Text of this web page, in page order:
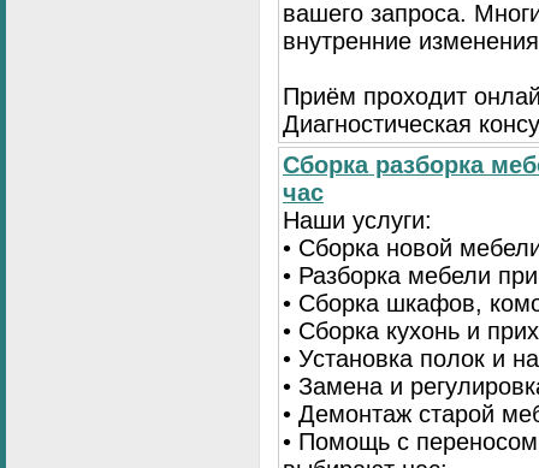
вашего запроса.
внутренние
Приём проходит
Диагностическая
Сборка разборка
час
Наши услуги:
• Сборка новой
• Разборка мебели
• Сборка шкафов,
• Сборка кухонь и
• Установка полок и
• Замена и
• Демонтаж старой
• Помощь с